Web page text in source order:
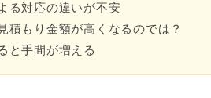
る対応の違いが不安
積もり金額が高くなるのでは？
と手間が増える